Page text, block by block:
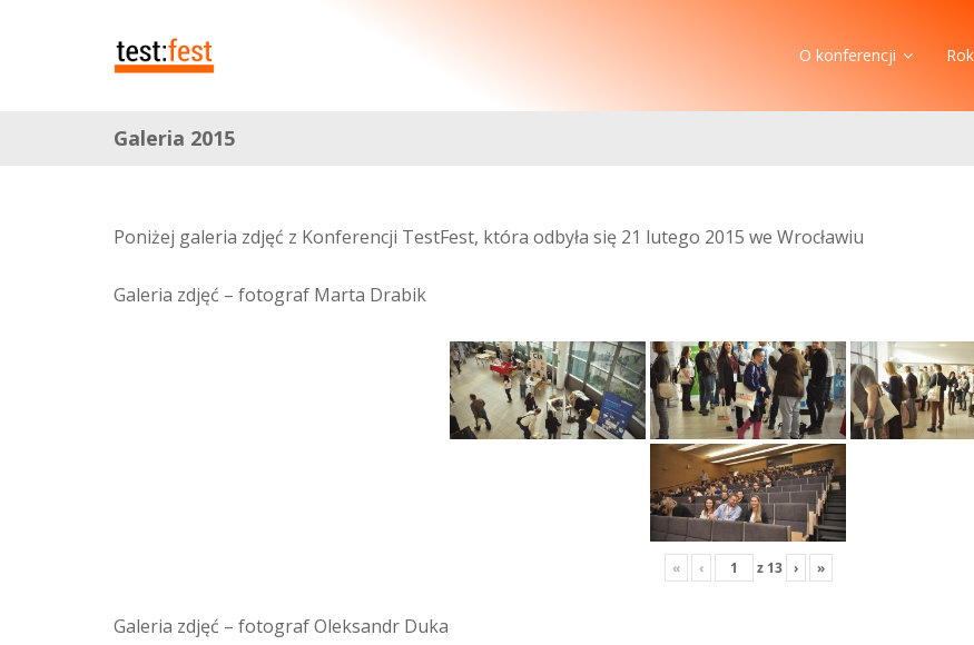
O konferencji
Galeria 2015
Poniżej galeria zdjęć z Konferencji TestFest, która odbyła się 21 lutego 2015 we Wrocławiu
Galeria zdjęć – fotograf Marta Drabik
« ‹ z 13 › »
Galeria zdjęć – fotograf Oleksandr Duka